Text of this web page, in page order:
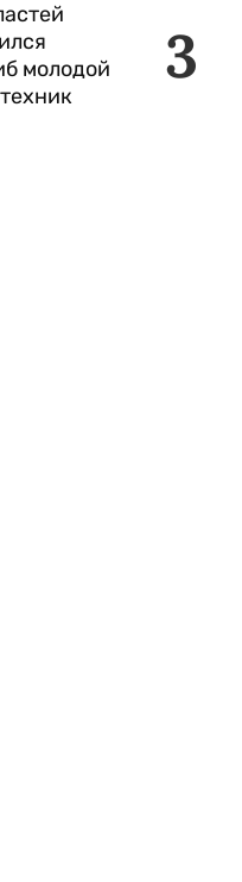
3
молодой